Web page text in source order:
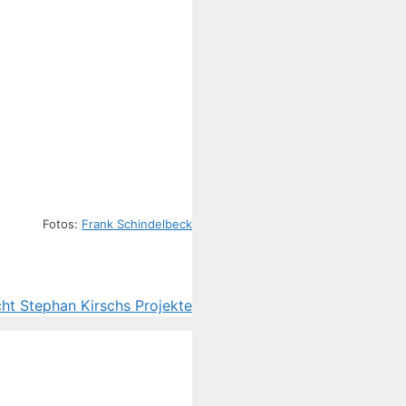
Fotos: Frank Schindelbeck
Stephan Kirschs Projekte